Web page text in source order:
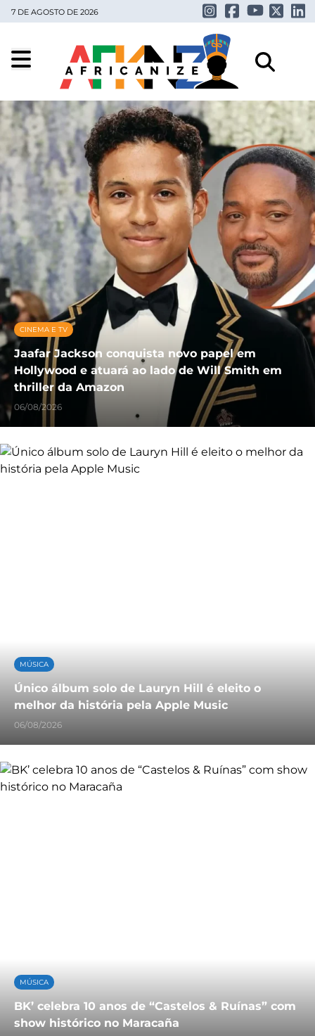
7 DE AGOSTO DE 2026
CINEMA E TV
Jaafar Jackson conquista novo papel em
Hollywood e atuará ao lado de Will Smith em
thriller da Amazon
06/08/2026
MÚSICA
Único álbum solo de Lauryn Hill é eleito o
melhor da história pela Apple Music
06/08/2026
MÚSICA
BK’ celebra 10 anos de “Castelos & Ruínas” com
show histórico no Maracaña